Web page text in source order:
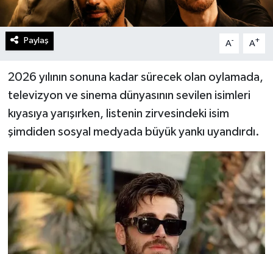
Paylaş A- A+
2026 yılının sonuna kadar sürecek olan oylamada,
televizyon ve sinema dünyasının sevilen isimleri
kıyasıya yarışırken, listenin zirvesindeki isim
şimdiden sosyal medyada büyük yankı uyandırdı.